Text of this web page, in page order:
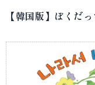
【韓国版】ぼくだ